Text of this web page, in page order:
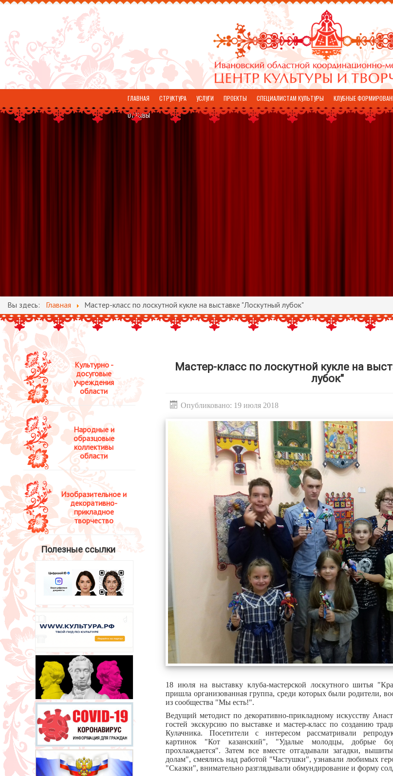
ГЛАВНАЯ СТРУКТУРА УСЛУГИ ПРОЕКТЫ СПЕЦИАЛИСТАМ КУЛЬТУРЫ КЛУБНЫЕ
ОТЗЫВЫ
Вы здесь: Главная Мастер-класс по лоскутной кукле на выставке "Лоскутный лубок"
Культурно -
досуговые
учреждения
области
Народные и
образцовые
коллективы
области
Изобразительное и
декоративно-
прикладное
творчество
Полезные ссылки
Мастер-класс по лоскутной кукле на
лубок"
Опубликовано: 19 июля 2018
18 июля на выставку клуба-мастерской лоскутного шитья
пришла организованная группа, среди которых были родители,
из сообщества "Мы есть!".
Ведущий методист по декоративно-прикладному искусству
гостей экскурсию по выставке и мастер-класс по созданию
Кулачника. Посетители с интересом рассматривали
картинок "Кот казанский", "Удалые молодцы, добрые
прохлаждается". Затем все вместе отгадывали загадки,
долам", смеялись над работой "Частушки", узнавали любимых
"Сказки", внимательно разглядывали обмундирование и форму